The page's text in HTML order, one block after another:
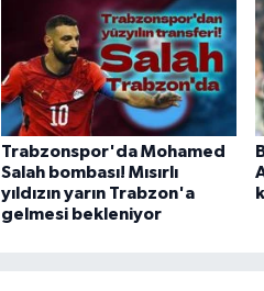
Trabzonspor'da Mohamed
Salah bombası! Mısırlı
yıldızın yarın Trabzon'a
gelmesi bekleniyor